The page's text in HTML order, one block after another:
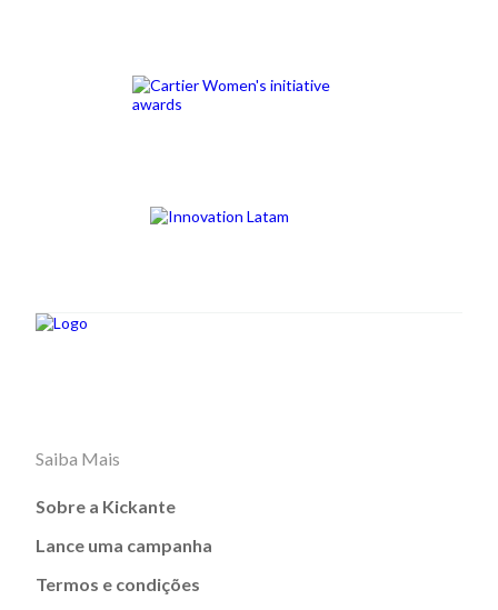
Saiba Mais
Sobre a Kickante
Lance uma campanha
Termos e condições